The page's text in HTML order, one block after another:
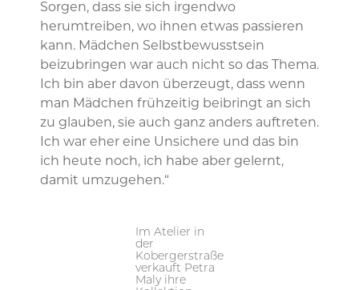
Sorgen, dass sie sich irgendwo
herumtreiben, wo ihnen etwas passieren
kann. Mädchen Selbstbewusstsein
beizubringen war auch nicht so das Thema.
Ich bin aber davon überzeugt, dass wenn
man Mädchen frühzeitig beibringt an sich
zu glauben, sie auch ganz anders auftreten.
Ich war eher eine Unsichere und das bin
ich heute noch, ich habe aber gelernt,
damit umzugehen.“
Im Atelier in
der
Kobergerstraße
verkauft Petra
Maly ihre